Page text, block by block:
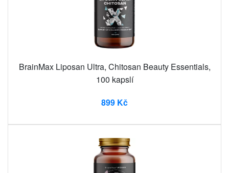
BrainMax Liposan Ultra, Chitosan Beauty Essentials,
100 kapslí
899 Kč